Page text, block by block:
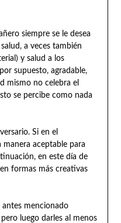
siempre se le desea
a veces también
y salud a los
supuesto, agradable,
mismo no celebra el
se percibe como nada
Si en el
aceptable para
en este día de
formas más creativas
antes mencionado
luego darles al menos